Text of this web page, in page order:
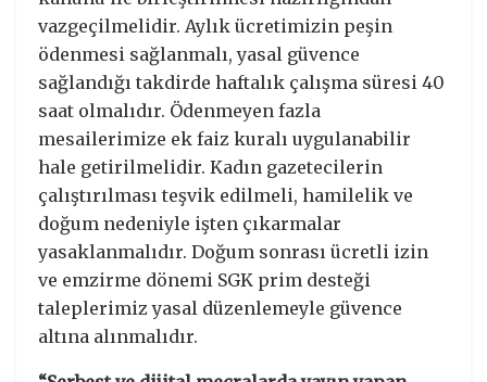
vazgeçilmelidir. Aylık ücretimizin peşin
ödenmesi sağlanmalı, yasal güvence
sağlandığı takdirde haftalık çalışma süresi 40
saat olmalıdır. Ödenmeyen fazla
mesailerimize ek faiz kuralı uygulanabilir
hale getirilmelidir. Kadın gazetecilerin
çalıştırılması teşvik edilmeli, hamilelik ve
doğum nedeniyle işten çıkarmalar
yasaklanmalıdır. Doğum sonrası ücretli izin
ve emzirme dönemi SGK prim desteği
taleplerimiz yasal düzenlemeyle güvence
altına alınmalıdır.